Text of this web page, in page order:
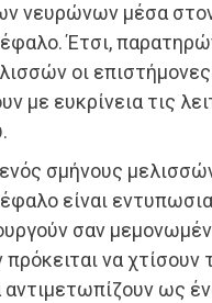
νευρώνων μέσα
Έτσι,
οι
με ευκρίνεια τις
σμήνους
είναι
σαν
να χτίσουν
αντιμετωπίζουν ως